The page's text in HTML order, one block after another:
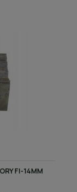
FI-14MM